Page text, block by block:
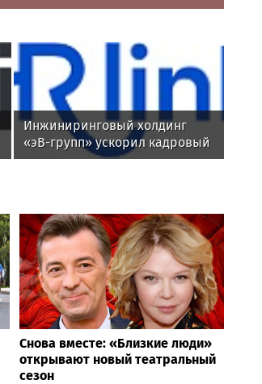
Инжиниринговый холдинг
«эВ-групп» ускорил кадровый
документооборот с помощью
Снова вместе: «Близкие люди»
открывают новый театральный
сезон